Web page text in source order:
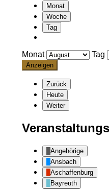
Monat
Woche
Tag
Monat Tag
Zurück
Heute
Weiter
Angehörige
Ansbach
Aschaffenburg
Bayreuth